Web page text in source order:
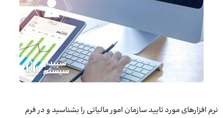
نرم افزارهای مورد تایید سازمان امور مالیاتی را بشناسید و در فرم